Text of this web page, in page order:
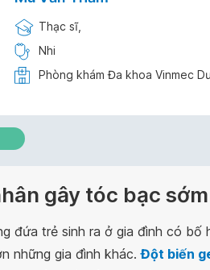
Thạc sĩ,
Nhi
Phòng khám Đa khoa Vinmec
gây tóc bạc
đứa trẻ sinh ra ở gia đình có
những gia đình khác.Đột biến